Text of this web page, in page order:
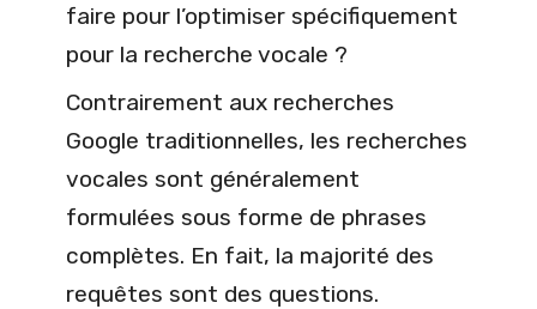
faire pour l’optimiser spécifiquement
pour la recherche vocale ?
Contrairement aux recherches
Google traditionnelles, les recherches
vocales sont généralement
formulées sous forme de phrases
complètes. En fait, la majorité des
requêtes sont des questions.